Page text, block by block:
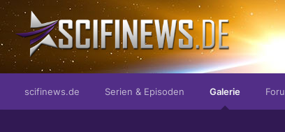
scifinews.de Serien & Episoden Galerie